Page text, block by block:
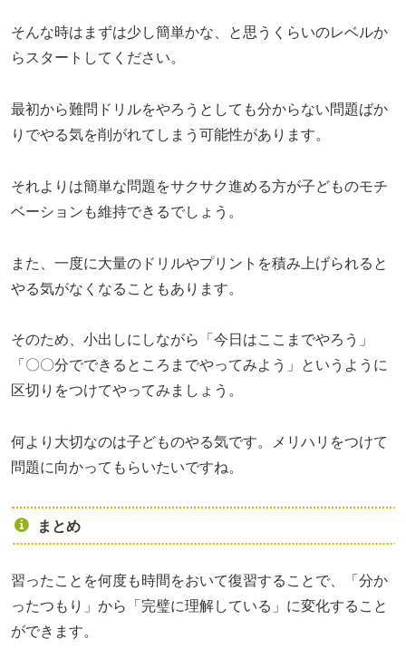
そんな時はまずは少し簡単かな、と思うくらいのレベルか
らスタートしてください。
最初から難問ドリルをやろうとしても分からない問題ばか
りでやる気を削がれてしまう可能性があります。
それよりは簡単な問題をサクサク進める方が子どものモチ
ベーションも維持できるでしょう。
また、一度に大量のドリルやプリントを積み上げられると
やる気がなくなることもあります。
そのため、小出しにしながら「今日はここまでやろう」
「〇〇分でできるところまでやってみよう」というように
区切りをつけてやってみましょう。
何より大切なのは子どものやる気です。メリハリをつけて
問題に向かってもらいたいですね。
まとめ
習ったことを何度も時間をおいて復習することで、「分か
ったつもり」から「完璧に理解している」に変化すること
ができます。